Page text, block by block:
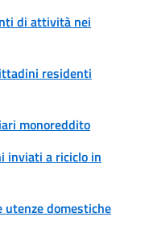
di attività nei
residenti
monoreddito
inviati a riciclo in
domestiche